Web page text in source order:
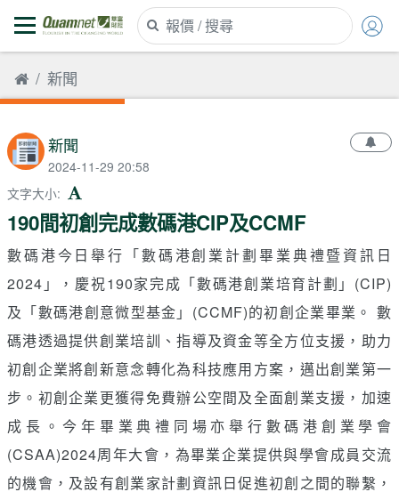
新聞
新聞
2024-11-29 20:58
文字大小:
190間初創完成數碼港CIP及CCMF
數碼港今日舉行「數碼港創業計劃畢業典禮暨資訊日
2024」，慶祝190家完成「數碼港創業培育計劃」(CIP)
及「數碼港創意微型基金」(CCMF)的初創企業畢業。 數
碼港透過提供創業培訓、指導及資金等全方位支援，助力
初創企業將創新意念轉化為科技應用方案，邁出創業第一
步。初創企業更獲得免費辦公空間及全面創業支援，加速
成長。今年畢業典禮同場亦舉行數碼港創業學會
(CSAA)2024周年大會，為畢業企業提供與學會成員交流
的機會，及設有創業家計劃資訊日促進初創之間的聯繫，